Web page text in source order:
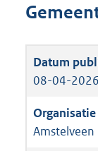
08-04-
Amstelveen